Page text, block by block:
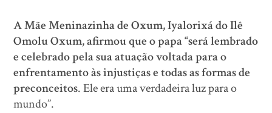
A Mãe Meninazinha de Oxum, Iyalorixá do Ilê
Omolu Oxum, afirmou que o papa “será lembrado
e celebrado pela sua atuação voltada para o
enfrentamento às injustiças e todas as formas de
preconceitos. Ele era uma verdadeira luz para o
mundo”.